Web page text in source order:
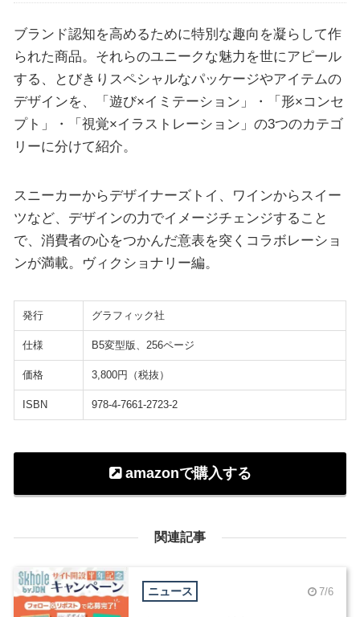
ブランド認知を高めるために特別な趣向を凝らして作
られた商品。それらのユニークな魅力を世にアピール
する、とびきりスペシャルなパッケージやアイテムの
デザインを、「遊び×イミテーション」・「形×コンセ
プト」・「視覚×イラストレーション」の3つのカテゴ
リーに分けて紹介。
スニーカーからデザイナーズトイ、ワインからスイー
ツなど、デザインの力でイメージチェンジすること
で、消費者の心をつかんだ意表を突くコラボレーショ
ンが満載。ヴィクショナリー編。
発行 グラフィック社
仕様 B5変型版、256ページ
価格 3,800円（税抜）
ISBN 978-4-7661-2723-2
amazonで購入する
関連記事
ニュース 7/6